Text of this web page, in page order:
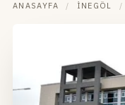
ANASAYFA / İNEGÖL /